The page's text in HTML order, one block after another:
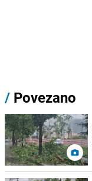
/ Povezano